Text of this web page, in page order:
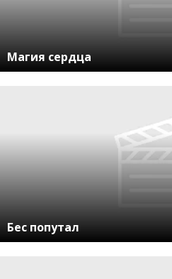
Магия сердца
Бес попутал